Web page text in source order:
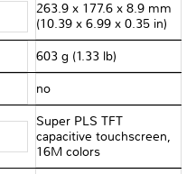
263.9 x 177.6 x 8.9 mm
(10.39 x 6.99 x 0.35 in)
603 g (1.33 lb)
no
Super PLS TFT
capacitive touchscreen,
16M colors